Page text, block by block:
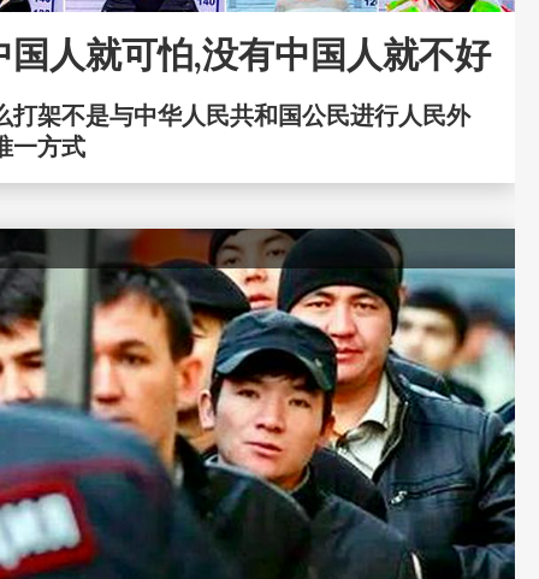
国人就可怕,没有中国人就不好
打架不是与中华人民共和国公民进行人民外
一方式